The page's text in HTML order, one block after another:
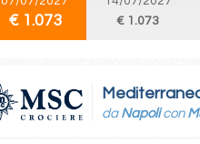
€ 1.073
€ 1.073
da Napolicon